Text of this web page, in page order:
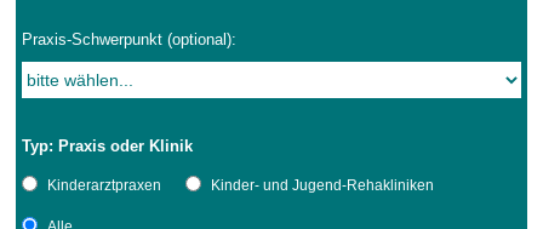
Praxis-Schwerpunkt (optional):
Typ: Praxis oder Klinik
Kinderarztpraxen Kinder- und Jugend-Rehakliniken